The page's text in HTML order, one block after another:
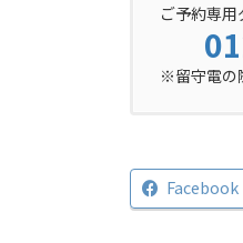
ご予約専
※留守電の
Facebook